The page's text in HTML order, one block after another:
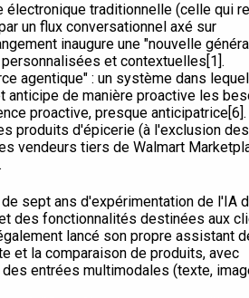
traditionnelle (celle qui
un flux conversationnel axé sur
inaugure une "nouvelle
et contextuelles[1].
agentique" : un système dans
anticipe de manière proactive les
proactive, presque anticipatrice[6].
produits d'épicerie (à l'exclusion des
vendeurs tiers de Walmart
sept ans d'expérimentation de l'IA
des fonctionnalités destinées aux
lancé son propre assistant
et la comparaison de produits, avec
entrées multimodales (texte,